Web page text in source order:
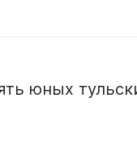
юных